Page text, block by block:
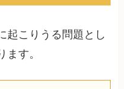
起こりうる問題とし
ます。